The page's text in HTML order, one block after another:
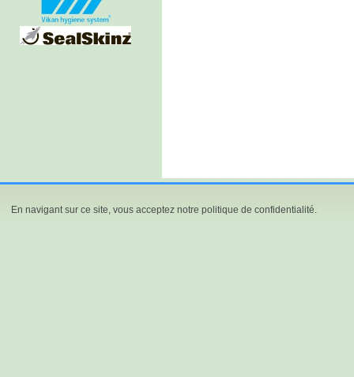
En navigant sur ce site, vous acceptez notre politique de confidentialité.